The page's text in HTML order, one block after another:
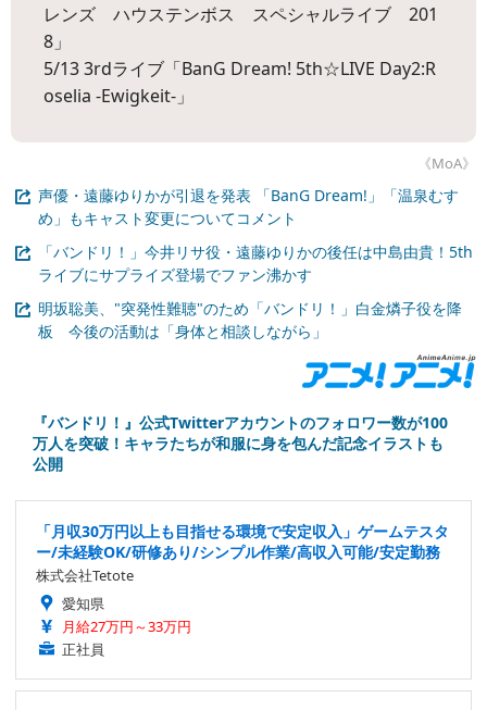
レンズ ハウステンボス スペシャルライブ 201
8」
5/13 3rdライブ「BanG Dream! 5th☆LIVE Day2:R
oselia -Ewigkeit-」
《MoA》
声優・遠藤ゆりかが引退を発表 「BanG Dream!」「温泉むす
め」もキャスト変更についてコメント
「バンドリ！」今井リサ役・遠藤ゆりかの後任は中島由貴！5th
ライブにサプライズ登場でファン沸かす
明坂聡美、"突発性難聴"のため「バンドリ！」白金燐子役を降
板 今後の活動は「身体と相談しながら」
『バンドリ！』公式Twitterアカウントのフォロワー数が100
万人を突破！キャラたちが和服に身を包んだ記念イラストも
公開
「月収30万円以上も目指せる環境で安定収入」ゲームテスタ
ー/未経験OK/研修あり/シンプル作業/高収入可能/安定勤務
株式会社Tetote
愛知県
月給27万円～33万円
正社員